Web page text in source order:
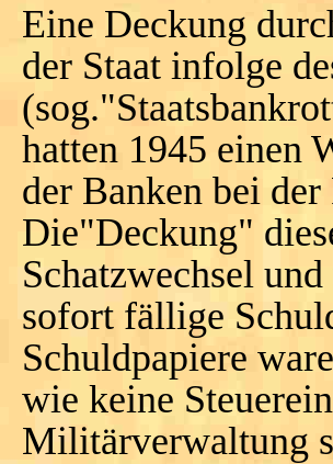
Eine Deckung
der Staat infolge
hatten 1945 einen
der Banken bei
Die"Deckung"
Schatzwechsel
sofort fällige
Schuldpapiere
wie keine
Militärverwaltung